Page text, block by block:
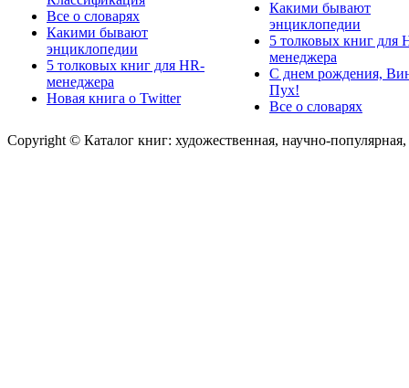
Все о словарях
Какими бывают
энциклопедии
5 толковых книг для HR-
менеджера
Новая книга о Twitter
Какими бывают
энциклопедии
5 толковых книг для
менеджера
С днем рождения,
Пух!
Все о словарях
Copyright © Каталог книг: художественная, научно-